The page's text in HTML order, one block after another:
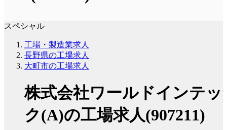
スペシャル
工場・製造業求人
長野県の工場求人
大町市の工場求人
株式会社ワールドインテッ
ク(A)の工場求人(907211)